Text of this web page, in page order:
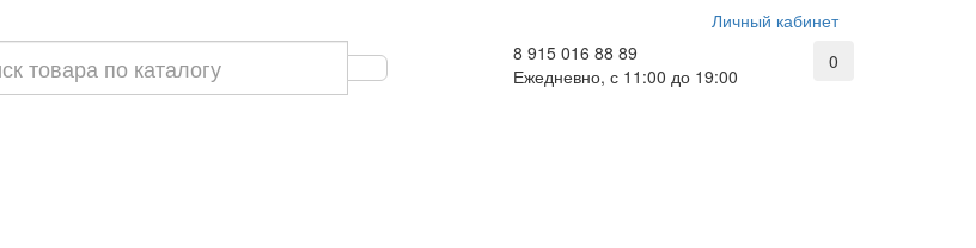
Личный кабинет
8 915 016 88 89
Ежедневно, с 11:00 до 19:00
0